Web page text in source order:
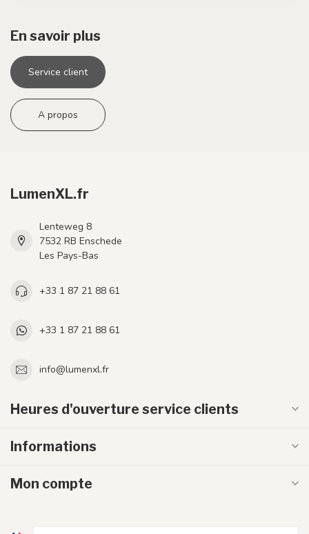
En savoir plus
Service client
A propos
LumenXL.fr
Lenteweg 8
7532 RB Enschede
Les Pays-Bas
+33 1 87 21 88 61
+33 1 87 21 88 61
info@lumenxl.fr
Heures d'ouverture service clients
Informations
Mon compte